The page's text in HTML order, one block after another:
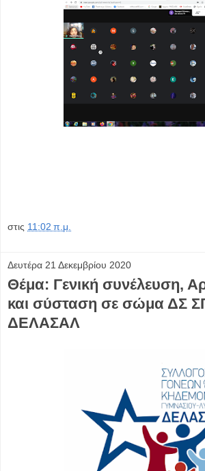
στις 11:02 π.μ.
Δευτέρα 21 Δεκεμβρίου 2020
Θέμα: Γενική συνέλευση,
και σύσταση σε σώμα ΔΣ
ΔΕΛΑΣΑΛ